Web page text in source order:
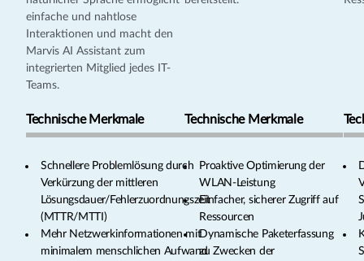
einfache und nahtlose
Interaktionen und macht den
Marvis AI Assistant zum
integrierten Mitglied jedes IT-
Teams.
Technische Merkmale
Schnellere Problemlösung durch
Verkürzung der mittleren
Lösungsdauer/Fehlerzuordnungszeit
(MTTR/MTTI)
Mehr Netzwerkinformationen mit
minimalem menschlichen Aufwand
Technische Merkmale
Proaktive Optimierung der
WLAN-Leistung
Einfacher, sicherer Zugriff auf
Ressourcen
Dynamische Paketerfassung
zu Zwecken der